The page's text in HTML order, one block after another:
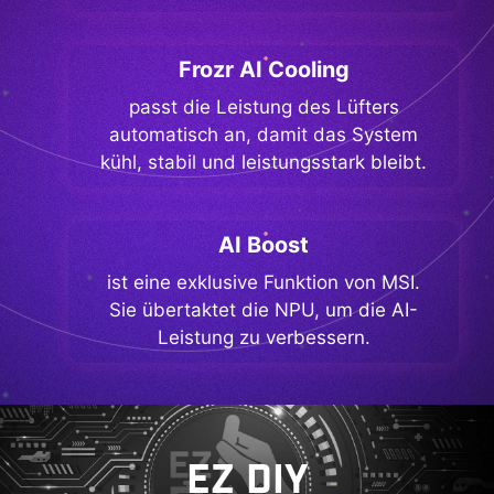
Frozr AI Cooling
passt die Leistung des Lüfters
automatisch an, damit das System
kühl, stabil und leistungsstark bleibt.
AI Boost
ist eine exklusive Funktion von MSI.
Sie übertaktet die NPU, um die AI-
Leistung zu verbessern.
EZ DIY